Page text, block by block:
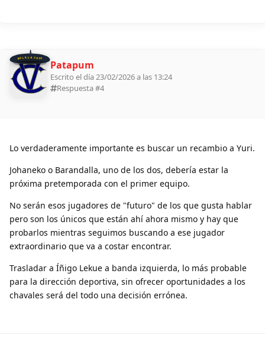
BOLILLA 2026 Patapum
Escrito el día 23/02/2026 a las 13:24
Respuesta #4
Lo verdaderamente importante es buscar un recambio a Yuri.
Johaneko o Barandalla, uno de los dos, debería estar la
próxima pretemporada con el primer equipo.
No serán esos jugadores de "futuro" de los que gusta hablar
pero son los únicos que están ahí ahora mismo y hay que
probarlos mientras seguimos buscando a ese jugador
extraordinario que va a costar encontrar.
Trasladar a Íñigo Lekue a banda izquierda, lo más probable
para la dirección deportiva, sin ofrecer oportunidades a los
chavales será del todo una decisión errónea.